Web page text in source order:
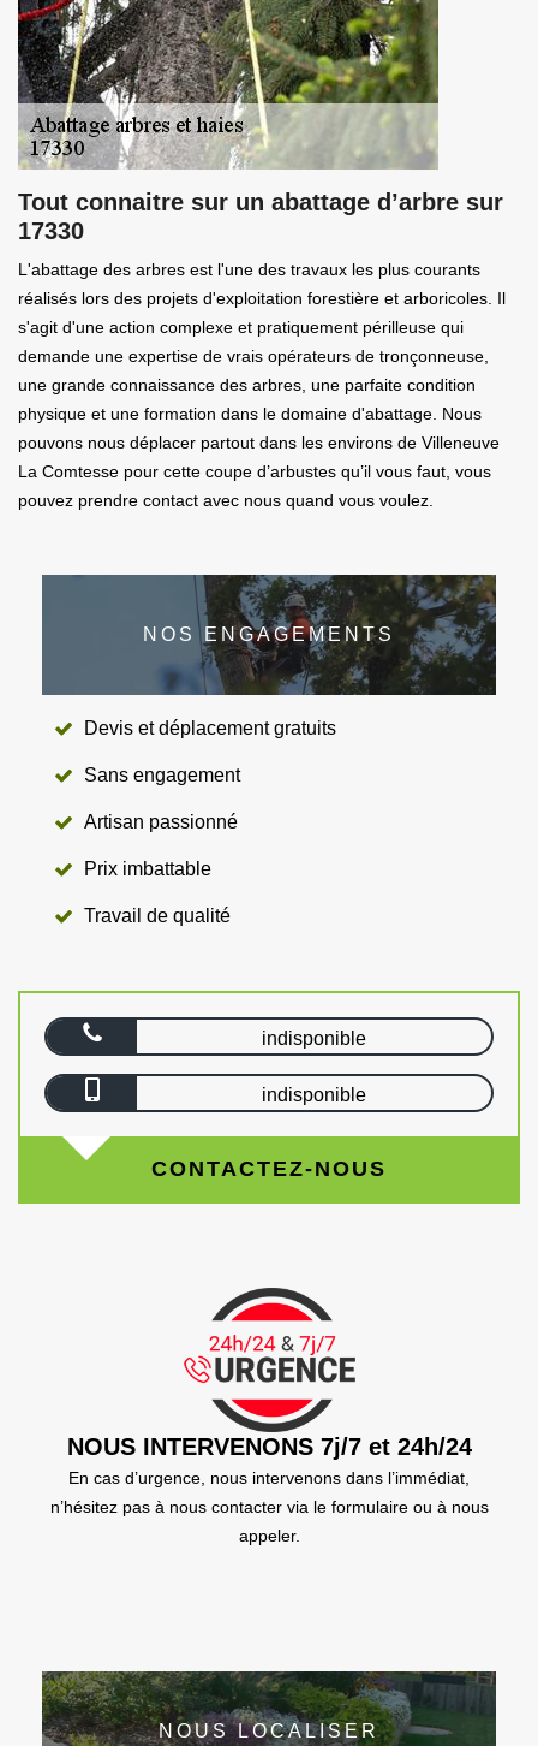
Tout connaitre sur un abattage d’arbre sur
17330
L'abattage des arbres est l'une des travaux les plus courants
réalisés lors des projets d'exploitation forestière et arboricoles. Il
s'agit d'une action complexe et pratiquement périlleuse qui
demande une expertise de vrais opérateurs de tronçonneuse,
une grande connaissance des arbres, une parfaite condition
physique et une formation dans le domaine d'abattage. Nous
pouvons nous déplacer partout dans les environs de Villeneuve
La Comtesse pour cette coupe d’arbustes qu’il vous faut, vous
pouvez prendre contact avec nous quand vous voulez.
NOS ENGAGEMENTS
Devis et déplacement gratuits
Sans engagement
Artisan passionné
Prix imbattable
Travail de qualité
indisponible
indisponible
CONTACTEZ-NOUS
NOUS INTERVENONS 7j/7 et 24h/24
En cas d’urgence, nous intervenons dans l’immédiat,
n’hésitez pas à nous contacter via le formulaire ou à nous
appeler.
NOUS LOCALISER